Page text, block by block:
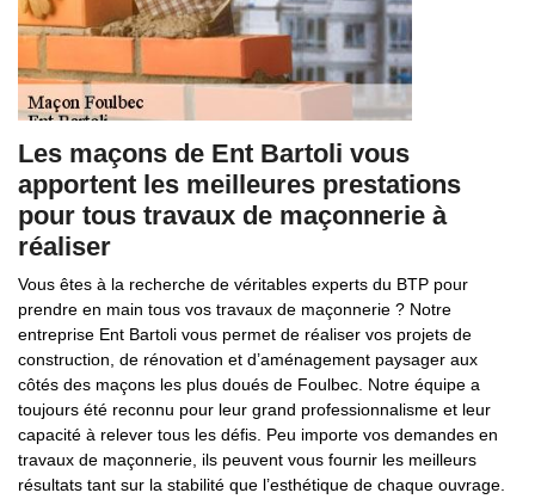
Les maçons de Ent Bartoli vous
apportent les meilleures prestations
pour tous travaux de maçonnerie à
réaliser
Vous êtes à la recherche de véritables experts du BTP pour
prendre en main tous vos travaux de maçonnerie ? Notre
entreprise Ent Bartoli vous permet de réaliser vos projets de
construction, de rénovation et d’aménagement paysager aux
côtés des maçons les plus doués de Foulbec. Notre équipe a
toujours été reconnu pour leur grand professionnalisme et leur
capacité à relever tous les défis. Peu importe vos demandes en
travaux de maçonnerie, ils peuvent vous fournir les meilleurs
résultats tant sur la stabilité que l’esthétique de chaque ouvrage.